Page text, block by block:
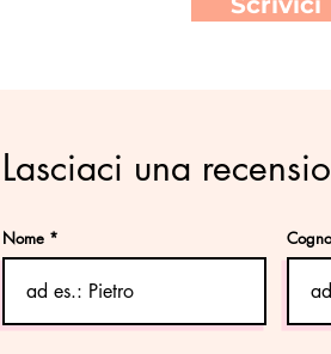
Lasciaci una
Nome